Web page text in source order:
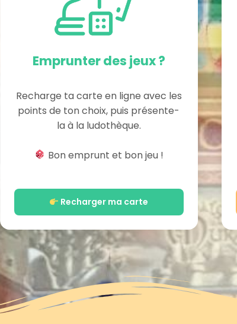
Emprunter des jeux ?
Recharge ta carte en ligne avec les
points de ton choix, puis présente-
la à la ludothèque.
Bon emprunt et bon jeu !
Recharger ma carte